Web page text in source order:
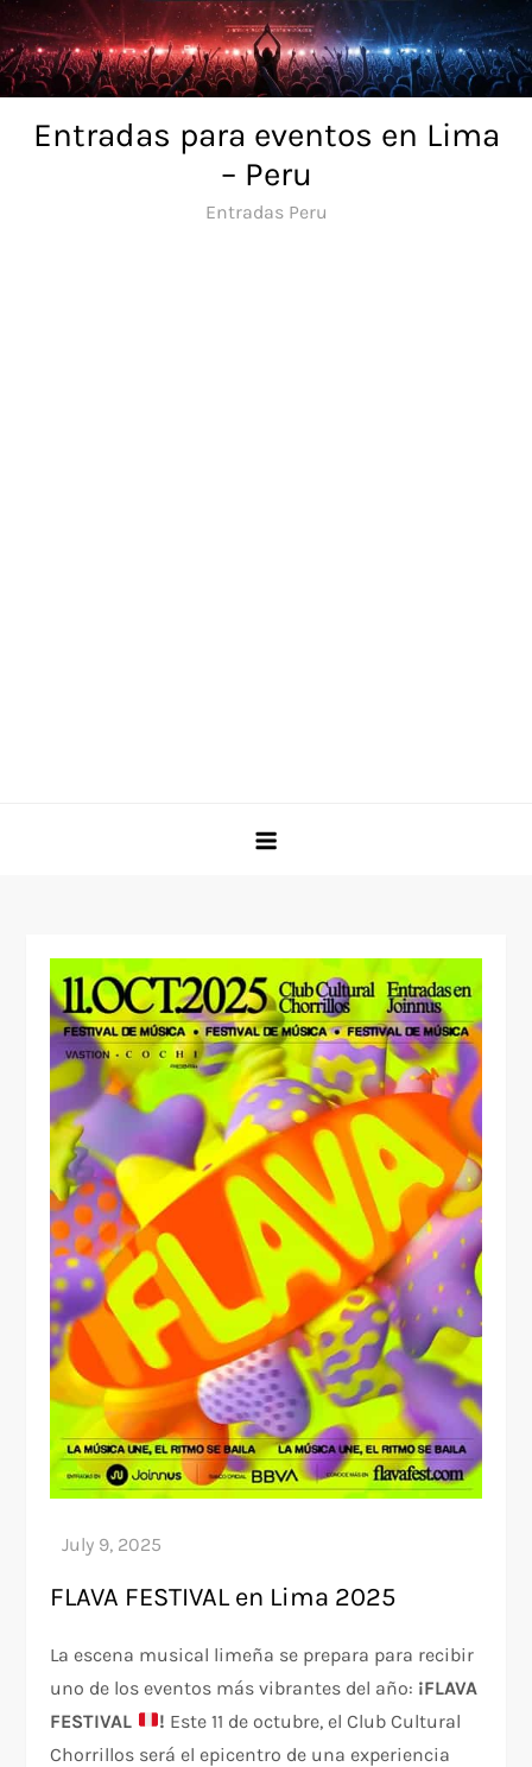
Skip
to
content
Entradas para eventos en Lima
– Peru
Entradas Peru
FLAVA FESTIVAL en Lima 2025
La escena musical limeña se prepara para recibir
uno de los eventos más vibrantes del año: ¡FLAVA
FESTIVAL
! Este 11 de octubre, el Club Cultural
Chorrillos será el epicentro de una experiencia